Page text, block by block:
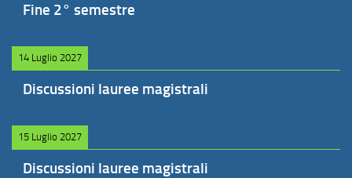
Fine 2° semestre
14 Luglio 2027
Discussioni lauree magistrali
15 Luglio 2027
Discussioni lauree magistrali